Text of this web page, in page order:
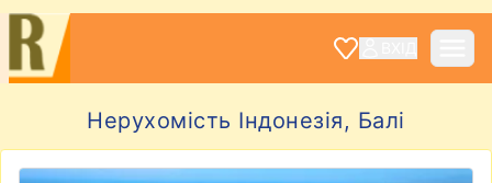
Нерухомість Iндонезiя, Балі